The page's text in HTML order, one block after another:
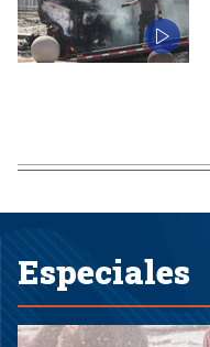
Especiales